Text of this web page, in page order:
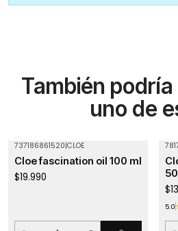
También
uno de
737186861520|CLOE
Cloe fascination oil 100 ml
$19.990
5.0